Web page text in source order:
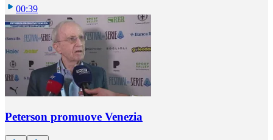
00:39
Peterson promuove Venezia